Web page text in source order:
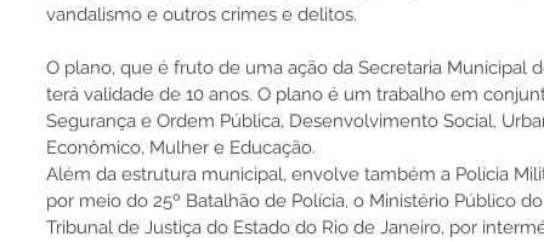
vandalismo e outros crimes e delitos.
O plano, que é fruto de uma ação da Secretaria Municipal
terá validade de 10 anos. O plano é um trabalho em
Segurança e Ordem Pública, Desenvolvimento Social,
Econômico, Mulher e Educação.
Além da estrutura municipal, envolve também a Polícia
por meio do 25º Batalhão de Polícia, o Ministério Público
Tribunal de Justiça do Estado do Rio de Janeiro, por